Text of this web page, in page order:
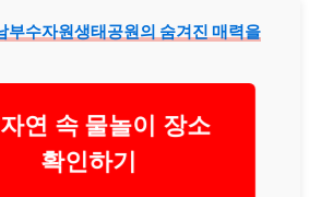
부수자원생태공원의 숨겨진 매력을
자연 속 물놀이 장소
확인하기